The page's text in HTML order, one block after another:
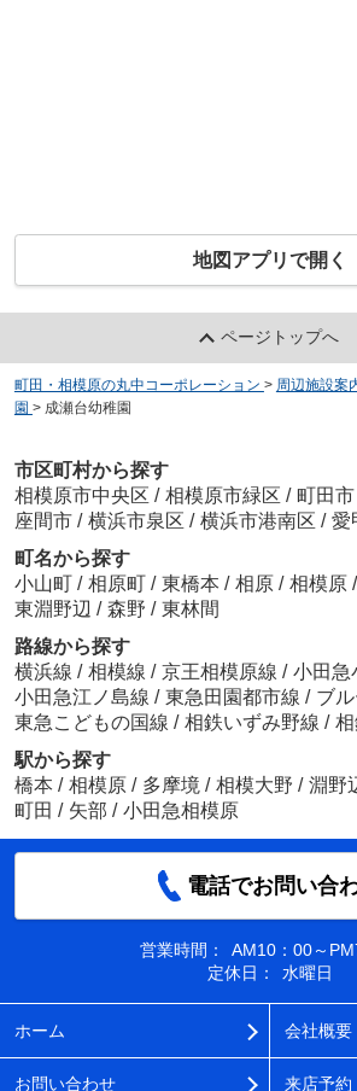
地図アプリで開く
ページトップへ
町田・相模原の丸中コーポレーション > 周辺施設案
園 > 成瀬台幼稚園
市区町村から探す
相模原市中央区 / 相模原市緑区 / 町田市
座間市 / 横浜市泉区 / 横浜市港南区 / 愛
町名から探す
小山町 / 相原町 / 東橋本 / 相原 / 相模原 /
東淵野辺 / 森野 / 東林間
路線から探す
横浜線 / 相模線 / 京王相模原線 / 小田急
小田急江ノ島線 / 東急田園都市線 / ブ
東急こどもの国線 / 相鉄いずみ野線 /
駅から探す
橋本 / 相模原 / 多摩境 / 相模大野 / 淵野
町田 / 矢部 / 小田急相模原
電話でお問い合
営業時間：
AM10：00～
定休日：
水曜日
ホーム 会社概要
お問い合わせ 来店予約